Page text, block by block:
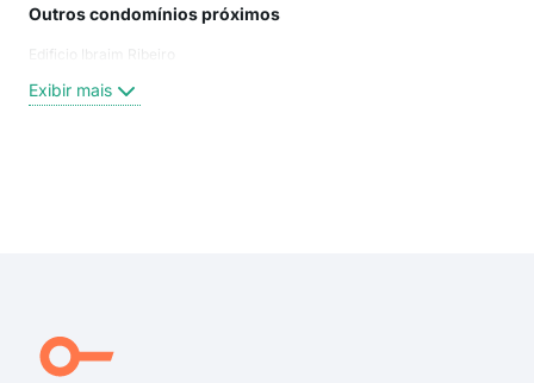
Outros condomínios próximos
Edificio Ibraim Ribeiro
Exibir mais